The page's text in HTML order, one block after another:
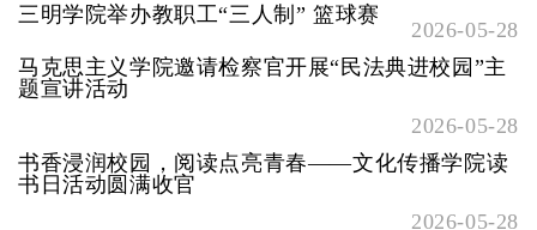
三明学院举办教职工“三人制” 篮球赛
2026-05-28
马克思主义学院邀请检察官开展“民法典进校园”主
题宣讲活动
2026-05-28
书香浸润校园，阅读点亮青春——文化传播学院读
书日活动圆满收官
2026-05-28